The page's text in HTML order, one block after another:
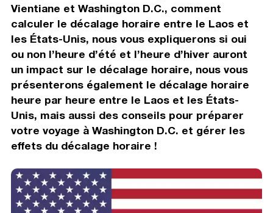
Vientiane et Washington D.C., comment
calculer le décalage horaire entre le Laos et
les États-Unis, nous vous expliquerons si oui
ou non l’heure d’été et l’heure d’hiver auront
un impact sur le décalage horaire, nous vous
présenterons également le décalage horaire
heure par heure entre le Laos et les États-
Unis, mais aussi des conseils pour préparer
votre voyage à Washington D.C. et gérer les
effets du décalage horaire !